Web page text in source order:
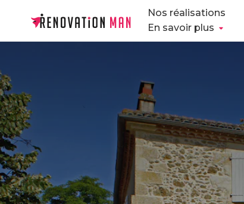
Nos réalisations
En savoir plus